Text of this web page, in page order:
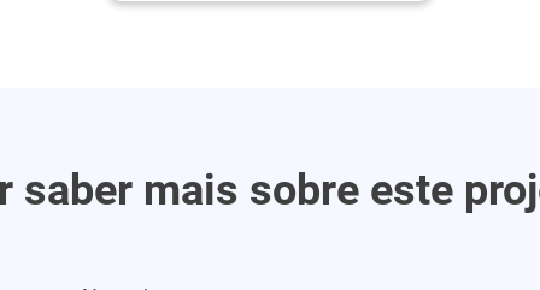
saber mais sobre este